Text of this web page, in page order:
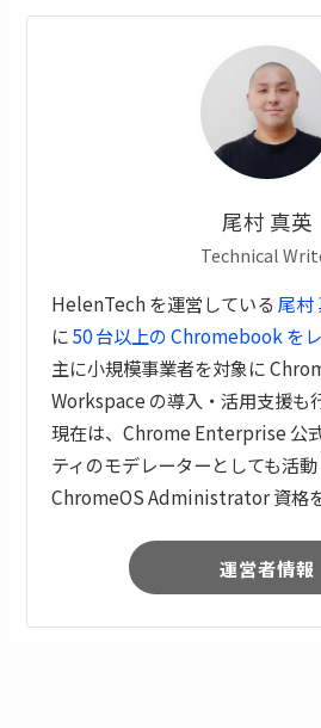
尾村 真英
Technical
HelenTech を運営している 尾村
に50 台以上の Chromebook を
主に小規模事業者を対象に
Workspace の導入・活用支援も
現在は、Chrome Enterprise 公
ティのモデレーターとしても活
ChromeOS Administrator 資格を
運営者情報